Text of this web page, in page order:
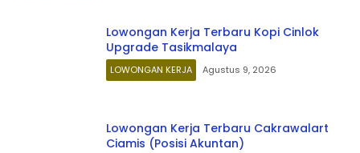
Lowongan Kerja Terbaru Kopi Cinlok
Upgrade Tasikmalaya
LOWONGAN KERJA Agustus 9, 2026
Lowongan Kerja Terbaru Cakrawalart
Ciamis (Posisi Akuntan)